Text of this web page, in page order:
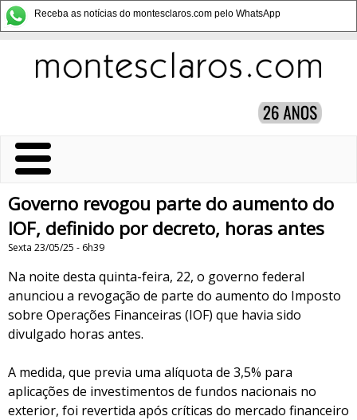
Receba as notícias do montesclaros.com pelo WhatsApp
Governo revogou parte do aumento do
IOF, definido por decreto, horas antes
Sexta 23/05/25 - 6h39
Na noite desta quinta-feira, 22, o governo federal
anunciou a revogação de parte do aumento do Imposto
sobre Operações Financeiras (IOF) que havia sido
divulgado horas antes.
A medida, que previa uma alíquota de 3,5% para
aplicações de investimentos de fundos nacionais no
exterior, foi revertida após críticas do mercado financeiro